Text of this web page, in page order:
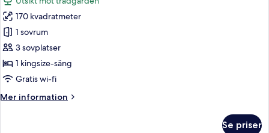
privat
pool
foton
för
Villa
-
1
sovrum
privat
170 kvadratmeter
1 sovrum
3 sovplatser
1 kingsize-säng
Gratis wi-fi
Mer information
Mer
Se priser